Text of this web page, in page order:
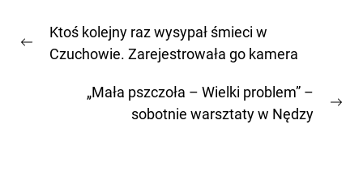
wpisu
Previous
Ktoś kolejny raz wysypał śmieci w
Czuchowie. Zarejestrowała go kamera
„Mała pszczoła – Wielki problem” –
sobotnie warsztaty w Nędzy